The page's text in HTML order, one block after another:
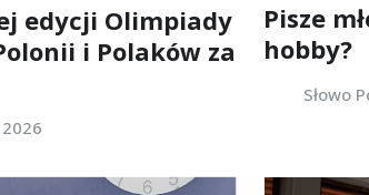
edycji Olimpiady
i Polaków za
Pisze
hobby?
Słowo